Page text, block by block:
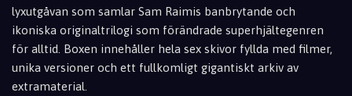
lyxutgåvan som samlar Sam Raimis banbrytande och
ikoniska originaltrilogi som förändrade superhjältegenren
för alltid. Boxen innehåller hela sex skivor fyllda med filmer,
unika versioner och ett fullkomligt gigantiskt arkiv av
extramaterial.